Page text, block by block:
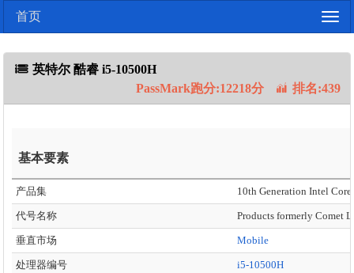
首页
英特尔 酷睿 i5-10500H
PassMark跑分:12218分
排名:439
基本要素
产品集 10th Generation Intel Core
代号名称 Products formerly Comet
垂直市场 Mobile
处理器编号 i5-10500H